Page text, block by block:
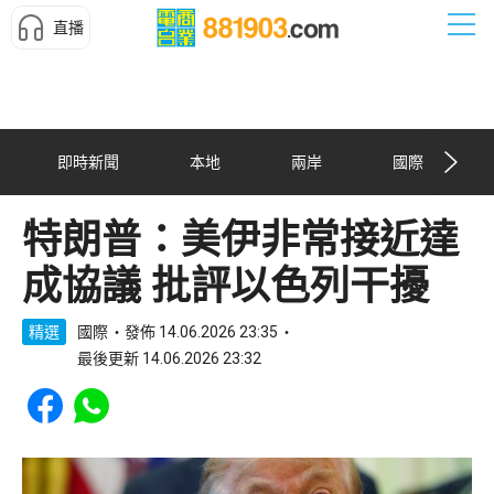
直播
即時新聞 本地 兩岸 國際
特朗普：美伊非常接近達
成協議 批評以色列干擾
精選 國際
發佈 14.06.2026 23:35
最後更新 14.06.2026 23:32
Share to Facebook
Share to WhatsApp